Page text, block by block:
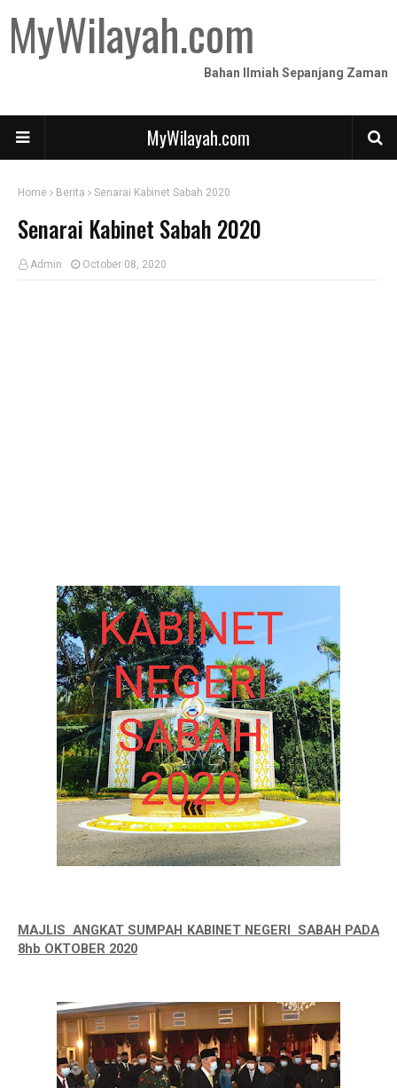
MyWilayah.com
Bahan Ilmiah Sepanjang Zaman
MyWilayah.com
Home Berita Senarai Kabinet Sabah 2020
Senarai Kabinet Sabah 2020
Admin October 08, 2020
MAJLIS ANGKAT SUMPAH KABINET NEGERI SABAH PADA
8hb OKTOBER 2020